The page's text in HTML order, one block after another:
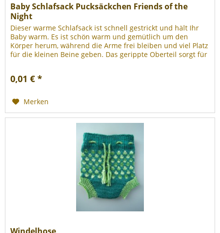
Baby Schlafsack Pucksäckchen Friends of the
Night
Dieser warme Schlafsack ist schnell gestrickt und hält Ihr
Baby warm. Es ist schön warm und gemütlich um den
Körper herum, während die Arme frei bleiben und viel Platz
für die kleinen Beine geben. Das gerippte Oberteil sorgt für
0,01 € *
Merken